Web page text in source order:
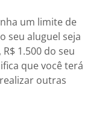
um limite de
seu aluguel seja
1.500 do seu
que você terá
outras